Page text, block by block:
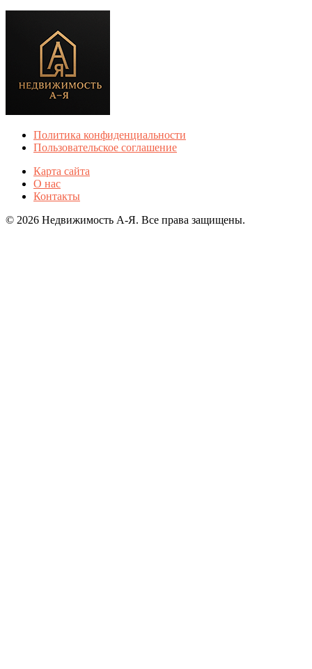
Политика конфиденциальности
Пользовательское соглашение
Карта сайта
О нас
Контакты
© 2026 Недвижимость А-Я. Все права защищены.